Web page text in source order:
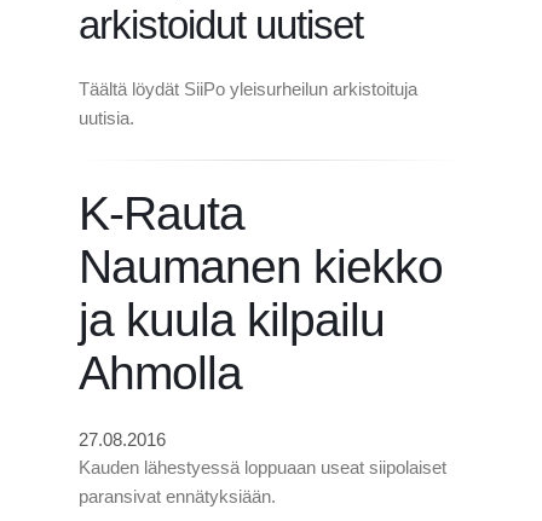
arkistoidut uutiset
Täältä löydät SiiPo yleisurheilun arkistoituja
uutisia.
K-Rauta
Naumanen kiekko
ja kuula kilpailu
Ahmolla
27.08.2016
Kauden lähestyessä loppuaan useat siipolaiset
paransivat ennätyksiään.